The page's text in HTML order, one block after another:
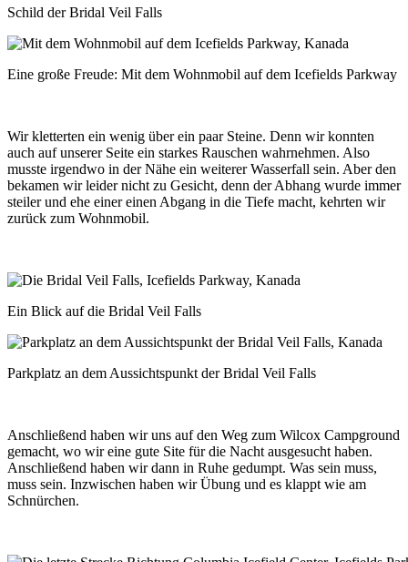
Schild der Bridal Veil Falls
Eine große Freude: Mit dem Wohnmobil auf dem Icefields Parkway
Wir kletterten ein wenig über ein paar Steine. Denn wir konnten
auch auf unserer Seite ein starkes Rauschen wahrnehmen. Also
musste irgendwo in der Nähe ein weiterer Wasserfall sein. Aber den
bekamen wir leider nicht zu Gesicht, denn der Abhang wurde immer
steiler und ehe einer einen Abgang in die Tiefe macht, kehrten wir
zurück zum Wohnmobil.
Ein Blick auf die Bridal Veil Falls
Parkplatz an dem Aussichtspunkt der Bridal Veil Falls
Anschließend haben wir uns auf den Weg zum Wilcox Campground
gemacht, wo wir eine gute Site für die Nacht ausgesucht haben.
Anschließend haben wir dann in Ruhe gedumpt. Was sein muss,
muss sein. Inzwischen haben wir Übung und es klappt wie am
Schnürchen.